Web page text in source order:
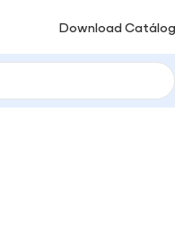
Download